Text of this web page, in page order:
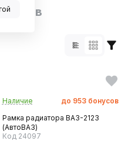
Наличие до 953 бонусов
Рамка радиатора ВАЗ-2123
(АвтоВАЗ)
Код 24097